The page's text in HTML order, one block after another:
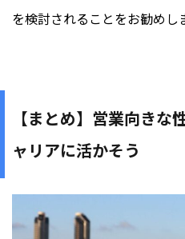
を検討されることをお勧めし
【まとめ】営業向きな
ャリアに活かそう